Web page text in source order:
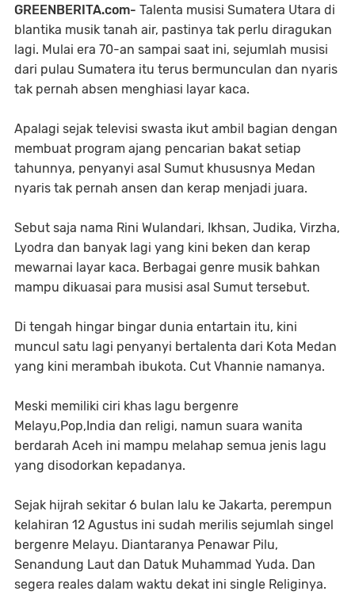
GREENBERITA.com- Talenta musisi Sumatera Utara di
blantika musik tanah air, pastinya tak perlu diragukan
lagi. Mulai era 70-an sampai saat ini, sejumlah musisi
dari pulau Sumatera itu terus bermunculan dan nyaris
tak pernah absen menghiasi layar kaca.
Apalagi sejak televisi swasta ikut ambil bagian dengan
membuat program ajang pencarian bakat setiap
tahunnya, penyanyi asal Sumut khususnya Medan
nyaris tak pernah ansen dan kerap menjadi juara.
Sebut saja nama Rini Wulandari, Ikhsan, Judika, Virzha,
Lyodra dan banyak lagi yang kini beken dan kerap
mewarnai layar kaca. Berbagai genre musik bahkan
mampu dikuasai para musisi asal Sumut tersebut.
Di tengah hingar bingar dunia entartain itu, kini
muncul satu lagi penyanyi bertalenta dari Kota Medan
yang kini merambah ibukota. Cut Vhannie namanya.
Meski memiliki ciri khas lagu bergenre
Melayu,Pop,India dan religi, namun suara wanita
berdarah Aceh ini mampu melahap semua jenis lagu
yang disodorkan kepadanya.
Sejak hijrah sekitar 6 bulan lalu ke Jakarta, perempun
kelahiran 12 Agustus ini sudah merilis sejumlah singel
bergenre Melayu. Diantaranya Penawar Pilu,
Senandung Laut dan Datuk Muhammad Yuda. Dan
segera reales dalam waktu dekat ini single Religinya.